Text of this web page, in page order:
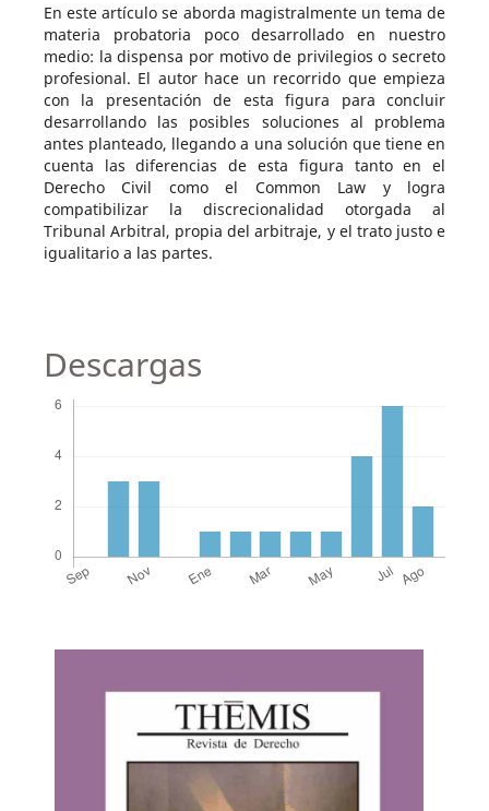
En este artículo se aborda magistralmente un tema de
materia probatoria poco desarrollado en nuestro
medio: la dispensa por motivo de privilegios o secreto
profesional. El autor hace un recorrido que empieza
con la presentación de esta figura para concluir
desarrollando las posibles soluciones al problema
antes planteado, llegando a una solución que tiene en
cuenta las diferencias de esta figura tanto en el
Derecho Civil como el Common Law y logra
compatibilizar la discrecionalidad otorgada al
Tribunal Arbitral, propia del arbitraje, y el trato justo e
igualitario a las partes.
Descargas